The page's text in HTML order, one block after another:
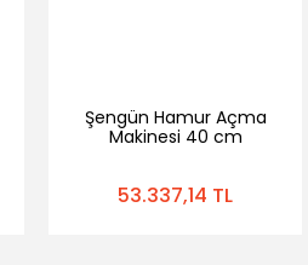
Şengün Hamur Açma
Makinesi 40 cm
53.337,14 TL